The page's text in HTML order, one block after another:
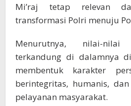
Mi’raj tetap relevan
transformasi Polri menuju
Menurutnya, nilai-
terkandung di dalamnya
membentuk karakter
berintegritas, humanis,
pelayanan masyarakat.